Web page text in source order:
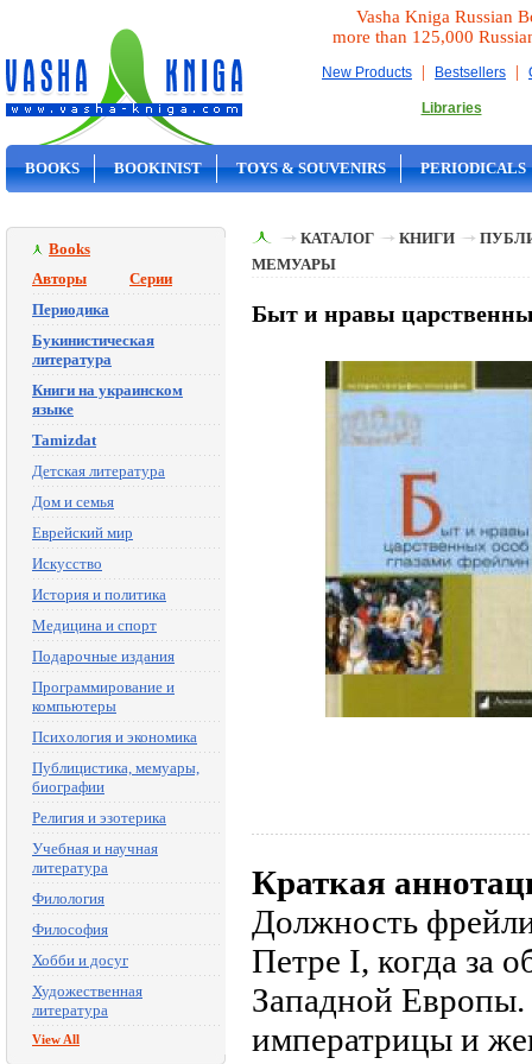
Vasha Kniga Russian
more than 125,000
New Products | Bestsellers |
Libraries
BOOKS BOOKINIST TOYS & SOUVENIRS PERIODICALS
Books
Авторы
Серии
Периодика
Букинистическая
литература
Книги на украинском
языке
Tamizdat
Детская литература
Дом и семья
Еврейский мир
Искусство
История и политика
Медицина и спорт
Подарочные издания
Программирование и
компьютеры
Психология и экономика
Публицистика, мемуары,
биографии
Религия и эзотерика
Учебная и научная
литература
Филология
Философия
Хобби и досуг
Художественная
литература
View All
КАТАЛОГ КНИГИ
МЕМУАРЫ
Быт и нравы
Краткая
Должность
Петре I, когда за
Западной
императрицы и